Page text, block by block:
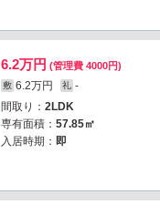
6.2万円 (管理費 4000円)
敷 6.2万円 礼 -
間取り： 2LDK
専有面積： 57.85㎡
入居時期： 即